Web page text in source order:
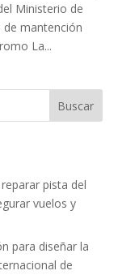
Ministerio de
de mantención
La...
Buscar
pista del
vuelos y
para diseñar la
de